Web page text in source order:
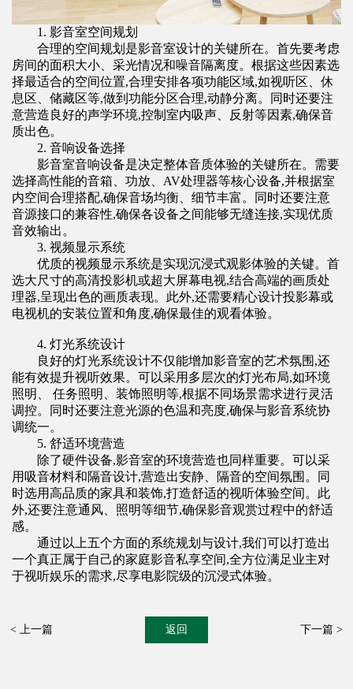
1. 影音室空间规划
合理的空间规划是影音室设计的关键所在。首先要考虑
房间的面积大小、采光情况和噪音隔离度。根据这些因素选
择最适合的空间位置,合理安排各项功能区域,如视听区、休
息区、储藏区等,做到功能分区合理,动静分离。同时还要注
意营造良好的声学环境,控制室内吸声、反射等因素,确保音
质出色。
2. 音响设备选择
影音室音响设备是决定整体音质体验的关键所在。需要
选择高性能的音箱、功放、AV处理器等核心设备,并根据室
内空间合理搭配,确保音场均衡、细节丰富。同时还要注意
音源接口的兼容性,确保各设备之间能够无缝连接,实现优质
音效输出。
3. 视频显示系统
优质的视频显示系统是实现沉浸式观影体验的关键。首
选大尺寸的高清投影机或超大屏幕电视,结合高端的画质处
理器,呈现出色的画质表现。此外,还需要精心设计投影幕或
电视机的安装位置和角度,确保最佳的观看体验。
4. 灯光系统设计
良好的灯光系统设计不仅能增加影音室的艺术氛围,还
能有效提升视听效果。可以采用多层次的灯光布局,如环境
照明、 任务照明、装饰照明等,根据不同场景需求进行灵活
调控。同时还要注意光源的色温和亮度,确保与影音系统协
调统一。
5. 舒适环境营造
除了硬件设备,影音室的环境营造也同样重要。可以采
用吸音材料和隔音设计,营造出安静、隔音的空间氛围。同
时选用高品质的家具和装饰,打造舒适的视听体验空间。此
外,还要注意通风、照明等细节,确保影音观赏过程中的舒适
感。
通过以上五个方面的系统规划与设计,我们可以打造出
一个真正属于自己的家庭影音私享空间,全方位满足业主对
于视听娱乐的需求,尽享电影院级的沉浸式体验。
< 上一篇 返回 下一篇 >